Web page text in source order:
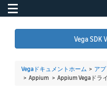
Toggle navigation
Vega SDK
Vegaドキュメントホーム > ア
> Appium > Appium Vegaドラ